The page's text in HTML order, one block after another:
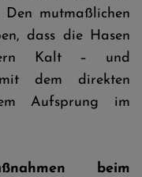
Den mutmaßlichen
dass die Hasen
Kalt – und
mit dem direkten
Aufsprung im
beim